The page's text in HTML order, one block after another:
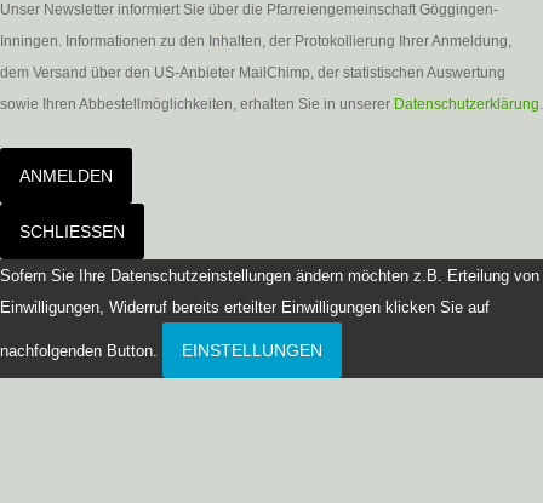
Unser Newsletter informiert Sie über die Pfarreiengemeinschaft Göggingen-
Inningen. Informationen zu den Inhalten, der Protokollierung Ihrer Anmeldung,
dem Versand über den US-Anbieter MailChimp, der statistischen Auswertung
sowie Ihren Abbestellmöglichkeiten, erhalten Sie in unserer Datenschutzerklärung.
ANMELDEN
SCHLIESSEN
Sofern Sie Ihre Datenschutzeinstellungen ändern möchten z.B. Erteilung von
Einwilligungen, Widerruf bereits erteilter Einwilligungen klicken Sie auf
nachfolgenden Button. EINSTELLUNGEN